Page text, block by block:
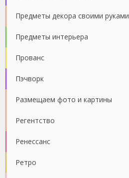
Предметы декора своими руками
Предметы интерьера
Прованс
Пэчворк
Размещаем фото и картины
Регентство
Ренессанс
Ретро